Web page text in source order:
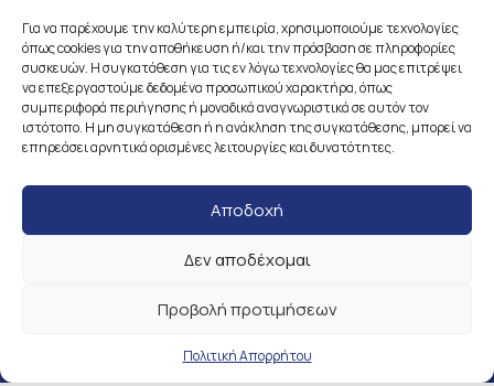
Για να παρέχουμε την καλύτερη εμπειρία, χρησιμοποιούμε τεχνολογίες
όπως cookies για την αποθήκευση ή/και την πρόσβαση σε πληροφορίες
συσκευών. Η συγκατάθεση για τις εν λόγω τεχνολογίες θα μας επιτρέψει
να επεξεργαστούμε δεδομένα προσωπικού χαρακτήρα, όπως
συμπεριφορά περιήγησης ή μοναδικά αναγνωριστικά σε αυτόν τον
ιστότοπο. Η μη συγκατάθεση ή η ανάκληση της συγκατάθεσης, μπορεί να
επηρεάσει αρνητικά ορισμένες λειτουργίες και δυνατότητες.
Αποδοχή
Δεν αποδέχομαι
Προβολή προτιμήσεων
Πολιτική Απορρήτου
1ο χλμ. Α’ Εσωτερικής
Περιφερειακής οδού ΔΕΛΤΑ,
T.K. 57009,
Καλοχώρι Θεσσαλονίκης
2310 707 137
sales@iakovidis.com